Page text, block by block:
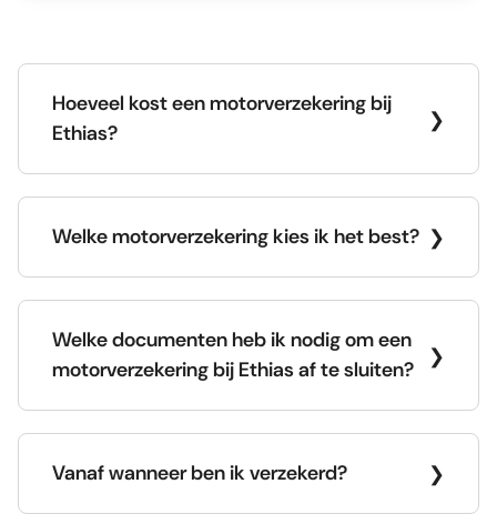
Hoeveel kost een motorverzekering bij
Ethias?
Welke motorverzekering kies ik het best?
Welke documenten heb ik nodig om een
motorverzekering bij Ethias af te sluiten?
Vanaf wanneer ben ik verzekerd?